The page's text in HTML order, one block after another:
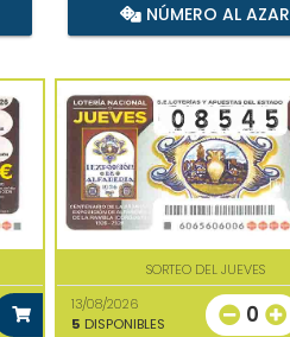
NÚMERO AL AZAR
SORTEO DEL JUEVES
13/08/2026
5 DISPONIBLES 0